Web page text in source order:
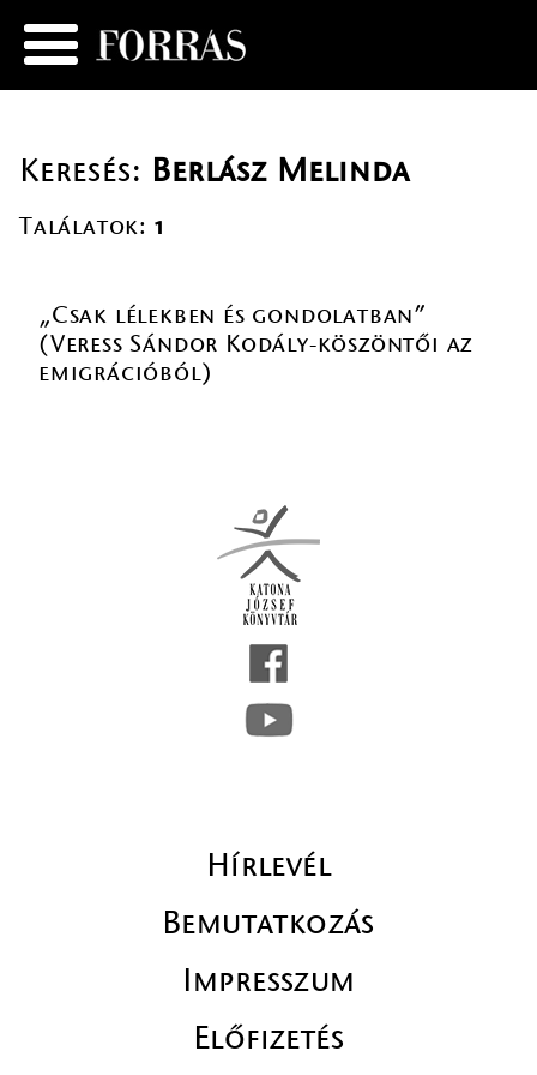
Keresés: Berlász Melinda
Találatok: 1
„Csak lélekben és gondolatban”
(Veress Sándor Kodály-köszöntői az
emigrációból)
Hírlevél
Bemutatkozás
Impresszum
Előfizetés